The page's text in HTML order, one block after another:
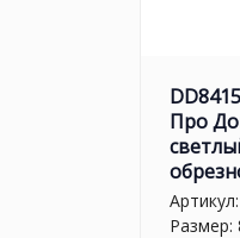
Про
Артикул:
Размер: